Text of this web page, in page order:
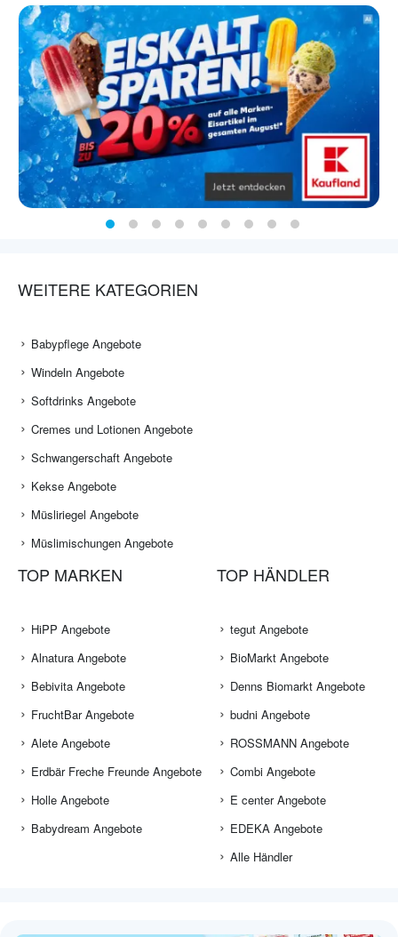
WEITERE KATEGORIEN
Babypflege Angebote
Windeln Angebote
Softdrinks Angebote
Cremes und Lotionen Angebote
Schwangerschaft Angebote
Kekse Angebote
Müsliriegel Angebote
Müslimischungen Angebote
TOP MARKEN
HiPP Angebote
Alnatura Angebote
Bebivita Angebote
FruchtBar Angebote
Alete Angebote
Erdbär Freche Freunde Angebote
Holle Angebote
Babydream Angebote
TOP HÄNDLER
tegut Angebote
BioMarkt Angebote
Denns Biomarkt Angebote
budni Angebote
ROSSMANN Angebote
Combi Angebote
E center Angebote
EDEKA Angebote
Alle Händler